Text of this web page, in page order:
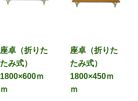
座卓（折りた
たみ式）
1800×600ｍ
ｍ
座卓（折りた
たみ式）
1800×450ｍ
ｍ